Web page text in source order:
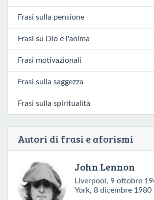
Frasi sulla pensione
Frasi su Dio e l'anima
Frasi motivazionali
Frasi sulla saggezza
Frasi sulla spiritualità
Autori di frasi e aforismi
John Lennon
Liverpool, 9 ottobre
York, 8 dicembre 1980